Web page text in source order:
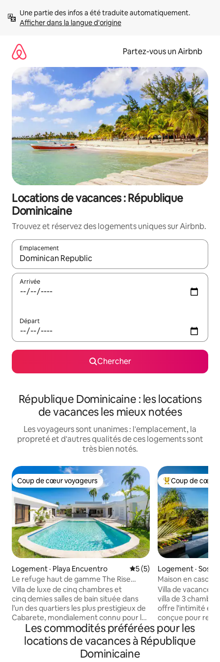
directement
Afficher dans la langue d'origine
Partez-vous un Airbnb
Locations de vacances : République
Dominicaine
Trouvez et réservez des logements uniques sur Airbnb.
Emplacement
Quand les résultats sont affichés, parcourez-les en utilisant
Arrivée
Départ
Chercher
République Dominicaine : les locations
de vacances les mieux notées
Les voyageurs sont unanimes : l'emplacement, la
propreté et d'autres qualités de ces logements sont
très bien notés.
Coup de cœur voyageurs
Coup de cœur voyageurs
Logement · Playa Encuentro Note moyenne de 5 sur
5 (5)
Le refuge haut de gamme The Rise
Estate
Villa de luxe de cinq chambres et
cinq demies salles de bain située dans
l’un des quartiers les plus prestigieux de
Cabarete, mondialement connu pour la
planche à cerf-volant et la planche à
voile. Située à quelques minutes
seulement de la plage d'Encuentro,
cette résidence élégante offre de
Coup de cœur
Coup de cœur
Logement · Sosúa
Maison en
Villa de vacances
villa de 3
offre l'intimité et
conçue pour
chaque pièce.
24h/24. Profitez
depuis la piscine
Les commodités préférées pour les
locations de vacances à République
Dominicaine